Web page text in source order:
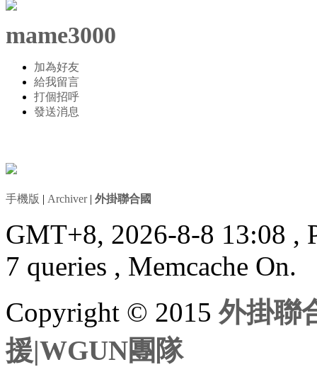
mame3000
加為好友
給我留言
打個招呼
發送消息
手機版 | Archiver| 外掛聯合國
GMT+8, 2026-8-8 13:08 ,
7 queries , Memcache On.
Copyright © 2015外掛聯
援|WGUN團隊